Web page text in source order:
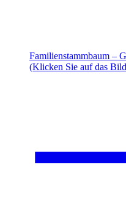
Familienstammbaum –
(Klicken Sie auf das